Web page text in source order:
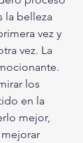
la belleza
vez y
vez. La
los
en la
mejor,